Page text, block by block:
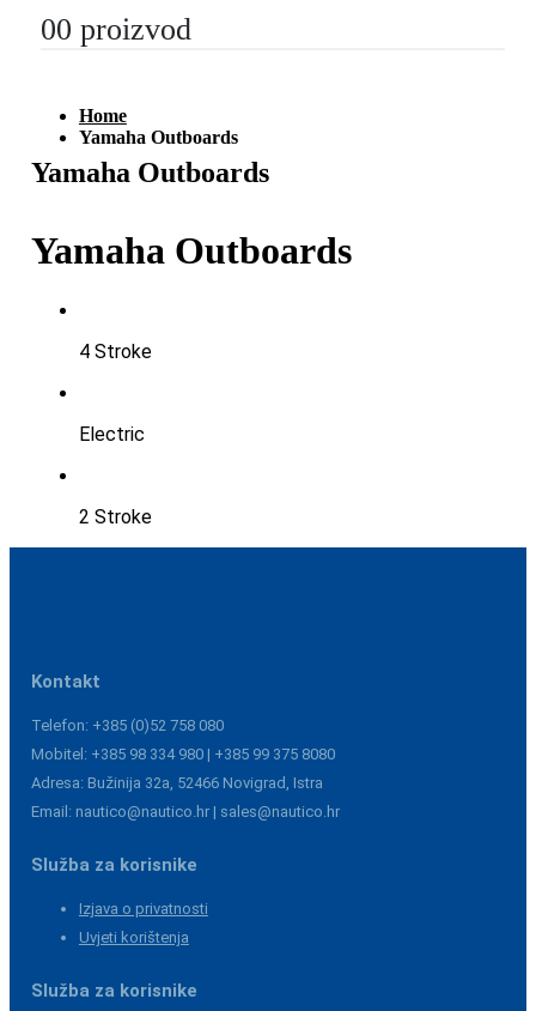
00 proizvod
Home
Yamaha Outboards
Yamaha Outboards
Yamaha Outboards
4 Stroke
Electric
2 Stroke
Kontakt
Telefon: +385 (0)52 758 080
Mobitel: +385 98 334 980 | +385 99 375 8080
Adresa: Bužinija 32a, 52466 Novigrad, Istra
Email: nautico@nautico.hr | sales@nautico.hr
Služba za korisnike
Izjava o privatnosti
Uvjeti korištenja
Služba za korisnike